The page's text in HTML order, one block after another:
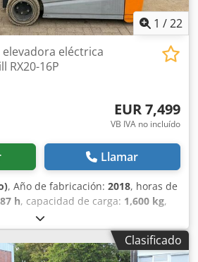
1 /22
elevadora eléctrica
RX20-16P
EUR 7,499
VB IVA no incluído
Llamar
, Año de fabricación: 2018, horas de
h, capacidad de carga: 1,600 kg,
5,220 mm, tipo de combustible:
triple, altura de construcción:
3,100 kg, kilometraje:10,987 km,
Clasificado